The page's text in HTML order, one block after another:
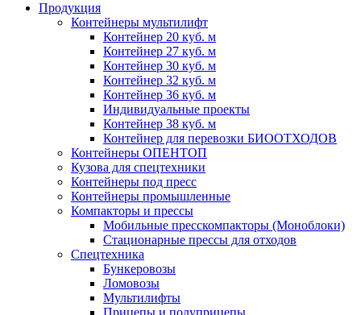
Продукция
Контейнеры мультилифт
Контейнер 20 куб. м
Контейнер 27 куб. м
Контейнер 30 куб. м
Контейнер 32 куб. м
Контейнер 36 куб. м
Индивидуальные проекты
Контейнер 38 куб. м
Контейнер для перевозки БИООТХОДОВ
Контейнеры ОПЕНТОП
Кузова для спецтехники
Контейнеры под пресс
Контейнеры промышленные
Компакторы и прессы
Мобильные пресскомпакторы (Моноблоки)
Стационарные прессы для отходов
Спецтехника
Бункеровозы
Ломовозы
Мультилифты
Прицепы и полуприцепы